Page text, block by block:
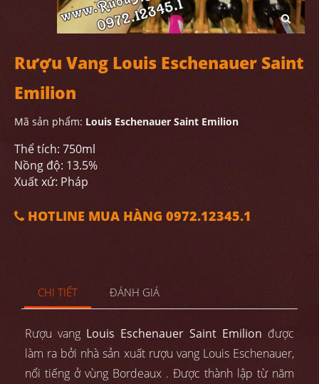
Rượu Vang Louis Eschenauer Saint
Emilion
Mã sản phẩm: Louis Eschenauer Saint Emilion
Thể tích: 750ml
Nồng độ: 13.5%
Xuất xứ: Pháp
HOTLINE MUA HÀNG 0972.12345.1
CHI TIẾT ĐÁNH GIÁ
Rượu vang Louis Eschenauer Saint Emilion được
làm ra bởi nhà sản xuất rượu vang Louis Eschenauer,
nổi tiếng ở vùng Bordeaux . Được thành lập từ năm